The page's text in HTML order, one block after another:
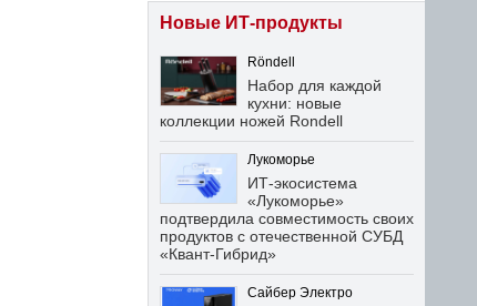
Новые ИТ-продукты
Röndell
Набор для каждой
кухни: новые
коллекции ножей Rondell
Лукоморье
ИТ-экосистема
«Лукоморье»
подтвердила совместимость своих
продуктов с отечественной СУБД
«Квант-Гибрид»
Сайбер Электро